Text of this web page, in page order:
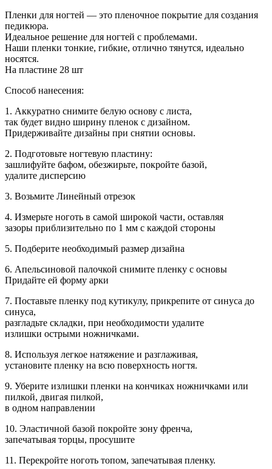
Пленки для ногтей — это пленочное покрытие для создания
педикюра.
Идеальное решение для ногтей с проблемами.
Наши пленки тонкие, гибкие, отлично тянутся, идеально
носятся.
На пластине 28 шт
Способ нанесения:
1. Аккуратно снимите белую основу с листа,
так будет видно ширину пленок с дизайном.
Придерживайте дизайны при снятии основы.
2. Подготовьте ногтевую пластину:
зашлифуйте бафом, обезжирьте, покройте базой,
удалите дисперсию
3. Возьмите Линейный отрезок
4. Измерьте ноготь в самой широкой части, оставляя
зазоры приблизительно по 1 мм с каждой стороны
5. Подберите необходимый размер дизайна
6. Апельсиновой палочкой снимите пленку с основы
Придайте ей форму арки
7. Поставьте пленку под кутикулу, прикрепите от синуса до
синуса,
разгладьте складки, при необходимости удалите
излишки острыми ножничками.
8. Используя легкое натяжение и разглаживая,
установите пленку на всю поверхность ногтя.
9. Уберите излишки пленки на кончиках ножничками или
пилкой, двигая пилкой,
в одном направлении
10. Эластичной базой покройте зону френча,
запечатывая торцы, просушите
11. Перекройте ноготь топом, запечатывая пленку.